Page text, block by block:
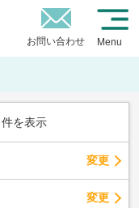
お問い合わせ Menu
件を表示
変更
変更